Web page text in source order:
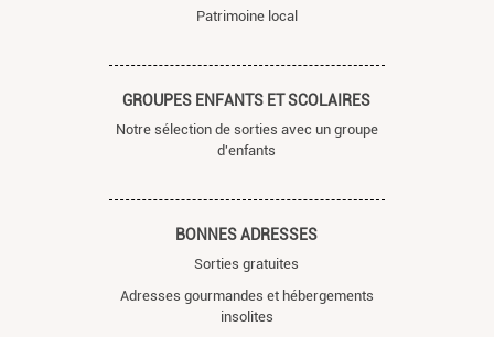
Patrimoine local
GROUPES ENFANTS ET SCOLAIRES
Notre sélection de sorties avec un groupe
d'enfants
BONNES ADRESSES
Sorties gratuites
Adresses gourmandes et hébergements
insolites